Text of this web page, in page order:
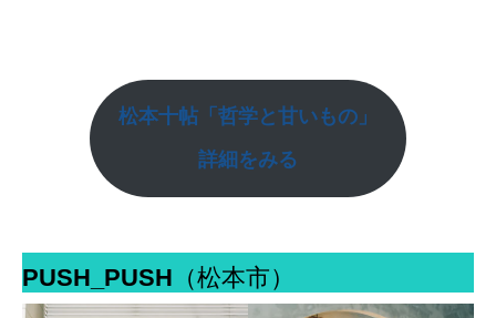
松本十帖「哲学と甘いもの」
詳細をみる
PUSH_PUSH （松本市）